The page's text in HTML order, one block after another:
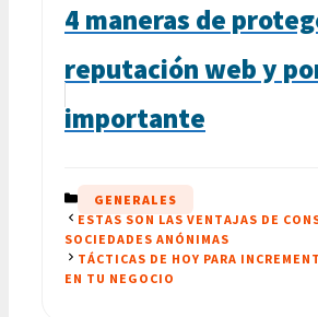
4 maneras de
reputación web y
importante
CATEGORÍAS
GENERALES
ESTAS SON LAS VENTAJAS DE
SOCIEDADES ANÓNIMAS
TÁCTICAS DE HOY PARA
EN TU NEGOCIO